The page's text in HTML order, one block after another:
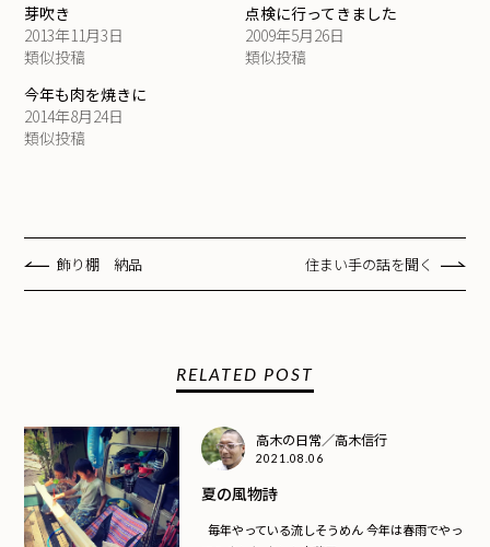
芽吹き
2013年11月3日
類似投稿
点検に行ってきました
2009年5月26日
類似投稿
今年も肉を焼きに
2014年8月24日
類似投稿
飾り棚 納品 住まい手の話を聞く
RELATED POST
高木の日常／高木信行
2021.08.06
夏の風物詩
毎年やっている流しそうめん 今年は春雨でやっ